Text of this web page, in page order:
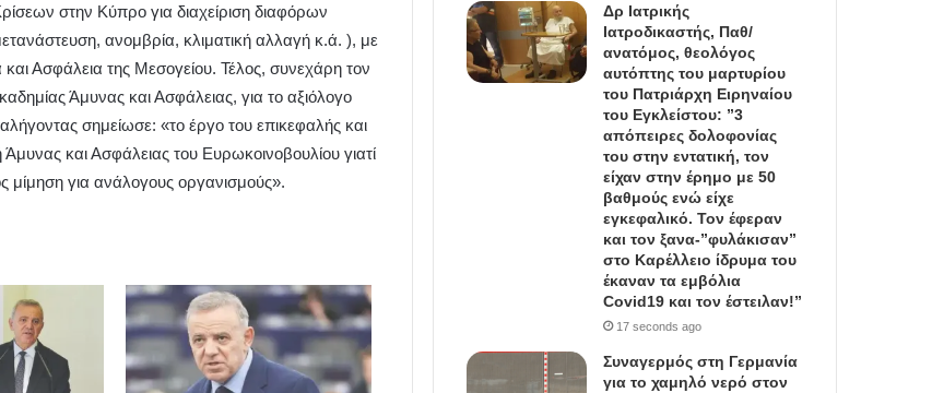
στην Κύπρο για διαχείριση διαφόρων
ανομβρία, κλιματική αλλαγή κ.ά. ), με
Ασφάλεια της Μεσογείου. Τέλος, συνεχάρη τον
Άμυνας και Ασφάλειας, για το αξιόλογο
σημείωσε: «το έργο του επικεφαλής και
και Ασφάλειας του Ευρωκοινοβουλίου γιατί
μίμηση για ανάλογους οργανισμούς».
Δρ Ιατρικής
Ιατροδικαστής, Παθ/
ανατόμος, θεολόγος
αυτόπτης του μαρτυρίου
του Πατριάρχη Ειρηναίου
του Εγκλείστου: ”3
απόπειρες δολοφονίας
του στην εντατική, τον
είχαν στην έρημο με 50
βαθμούς ενώ είχε
εγκεφαλικό. Τον έφεραν
και τον ξανα-”φυλάκισαν”
στο Καρέλλειο ίδρυμα του
έκαναν τα εμβόλια
Covid19 και τον έστειλαν!”
17 seconds ago
Συναγερμός στη Γερμανία
για το χαμηλό νερό στον